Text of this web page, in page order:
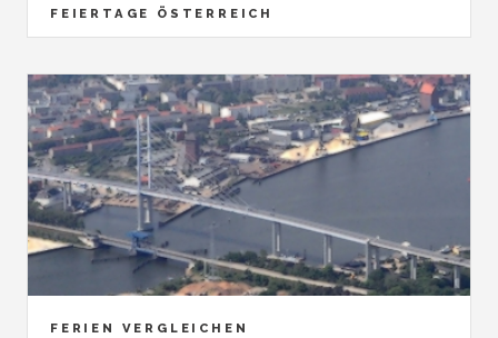
FEIERTAGE ÖSTERREICH
FERIEN VERGLEICHEN